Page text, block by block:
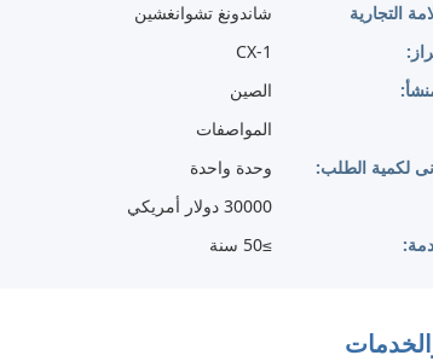
التجارية
شاندونغ تشوانغشين
CX-1
الصين
المواصفات
لكمية الطلب:
وحدة واحدة
30000 دولار أمريكي
≥50 سنة